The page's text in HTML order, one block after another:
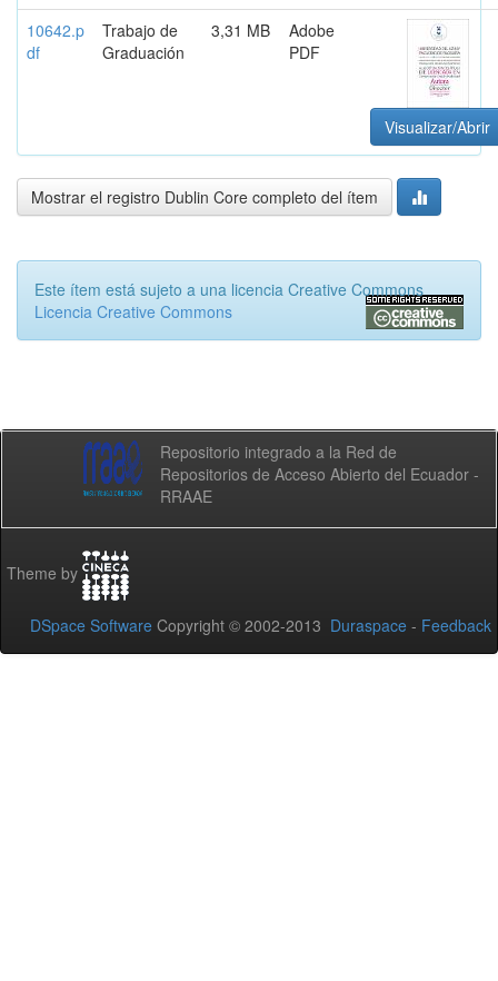
10642.p
df
Trabajo de
Graduación
3,31 MB
Adobe
PDF
Visualizar/Abrir
Mostrar el registro Dublin Core completo del ítem
Este ítem está sujeto a una licencia Creative Commons
Licencia Creative Commons
Repositorio integrado a la Red de
Repositorios de Acceso Abierto del Ecuador -
RRAAE
Theme by
DSpace Software Copyright © 2002-2013 Duraspace - Feedback